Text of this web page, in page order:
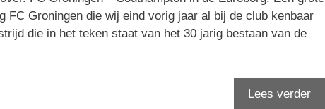
FC Groningen die wij eind vorig jaar al bij de club kenbaar
die in het teken staat van het 30 jarig bestaan van de
Lees verder